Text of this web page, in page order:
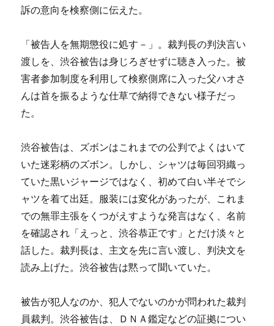
訴の意向を検察側に伝えた。
「被告人を無期懲役に処す－」。裁判長の判決言い
渡しを、渋谷被告は身じろぎせずに聴き入った。被
害者参加制度を利用して検察側席に入った父ハオさ
んは首を振るような仕草で納得できない様子だっ
た。
渋谷被告は、ズボンはこれまでの公判でよくはいて
いた迷彩柄のズボン。しかし、シャツは毎回羽織っ
ていた黒いジャージではなく、初めて白い半そでシ
ャツを着て出廷。服装には変化があったが、これま
での無罪主張をくつがえすような発言はなく、名前
を確認され「えっと、渋谷恭正です」とだけ淡々と
話した。裁判長は、主文を先に言い渡し、判決文を
読み上げた。渋谷被告は黙って聞いていた。
被告が犯人なのか、犯人でないのかが問われた裁判
員裁判。渋谷被告は、ＤＮＡ鑑定などの証拠につい